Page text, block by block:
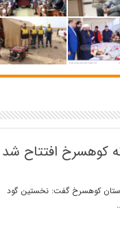
کوهسرخ افتتاح شد
کوهسرخ گفت: نخستین گود